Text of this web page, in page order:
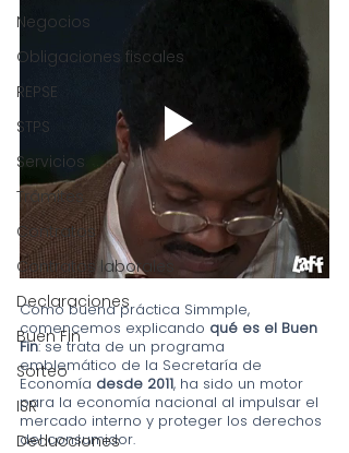
Negocios
Obligaciones fiscales
REPSE
STPS
Servicios
Trámites
Contratos
Contratos laborales
Declaraciones
Buen Fin
Sorteo
ISR
Deducciones
Como buena práctica Simmple,
comencemos explicando qué es el Buen
Fin: se trata de un programa
emblemático de la Secretaría de
Economía desde 2011, ha sido un motor
para la economía nacional al impulsar el
mercado interno y proteger los derechos
del consumidor.